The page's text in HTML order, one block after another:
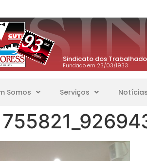
Sindicato dos
Fundado em 23/03/1933
Somos Serviços Notícias